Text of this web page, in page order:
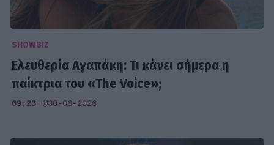
SHOWBIZ
Ελευθερία Αγαπάκη: Τι κάνει σήμερα η
παίκτρια του «Τhe Voice»;
09:23 @30-06-2026